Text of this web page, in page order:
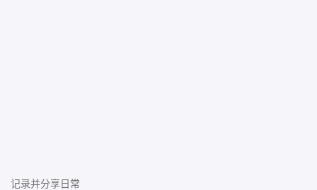
记录并分享日常